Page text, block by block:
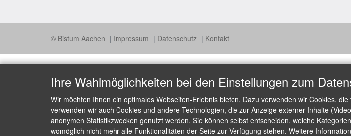
© Bistum Aachen Impressum Datenschutz Kontakt
Ihre Wahlmöglichkeiten bei den Einstellungen zum
Wir möchten Ihnen ein optimales Webseiten-Erlebnis bieten. Dazu verwenden wir Cookies,
verwenden wir auch Cookies und andere Technologien, die zur Anzeige externer Inhalte
anonymen Statistikzwecken genutzt werden. Sie können selbst entscheiden, welche
womöglich nicht mehr alle Funktionalitäten der Seite zur Verfügung stehen. Weitere